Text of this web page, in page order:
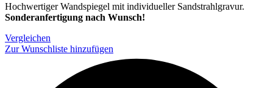
Hochwertiger Wandspiegel mit individueller Sandstrahlgravur.
Sonderanfertigung nach Wunsch!
Vergleichen
Zur Wunschliste hinzufügen